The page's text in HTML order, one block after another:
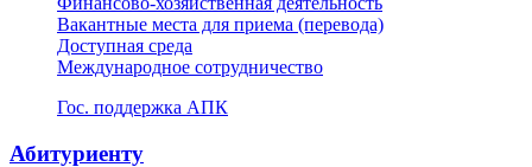
Вакантные места для приема (перевода)
Доступная среда
Международное сотрудничество
Гос. поддержка АПК
Абитуриенту